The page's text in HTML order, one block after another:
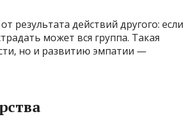
результата действий другого: если
может вся группа. Такая
но и развитию эмпатии —